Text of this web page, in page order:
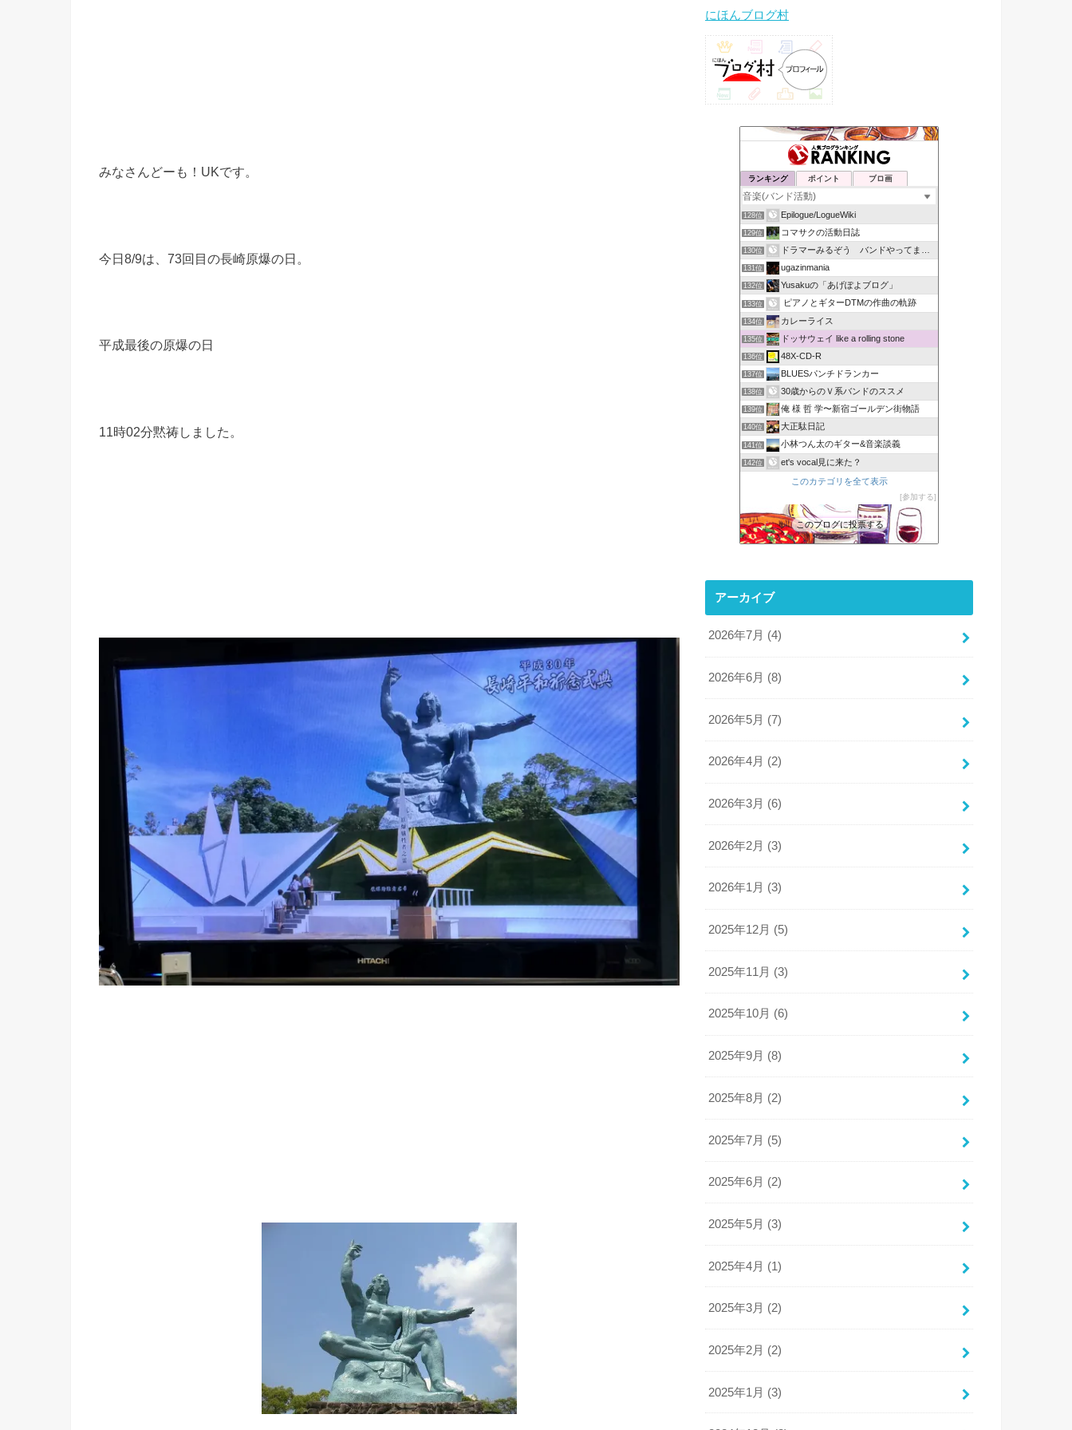
みなさんどーも！UKです。
今日8/9は、73回目の長崎原爆の日。
平成最後の原爆の日
11時02分黙祷しました。
にほんブログ村
ランキング ポイント ブロ画
128位 Epilogue/LogueWiki
129位 コマサクの活動日誌
130位 ドラマーみるぞう バンドやってまするぅ
131位 ugazinmania
132位 Yusakuの「あげぽよブログ」
133位 ピアノとギターDTMの作曲の軌跡
134位 カレーライス
135位 ドッサウェイ like a rolling stone
136位 48X-CD-R
137位 BLUESパンチドランカー
138位 30歳からのＶ系バンドのススメ
139位 俺 様 哲 学〜新宿ゴールデン街物語
140位 大正駄日記
141位 小林つん太のギター&音楽談義
142位 et's vocal見に来た？
このカテゴリを全て表示
参加する
このブログに投票する
アーカイブ
2026年7月 (4)
2026年6月 (8)
2026年5月 (7)
2026年4月 (2)
2026年3月 (6)
2026年2月 (3)
2026年1月 (3)
2025年12月 (5)
2025年11月 (3)
2025年10月 (6)
2025年9月 (8)
2025年8月 (2)
2025年7月 (5)
2025年6月 (2)
2025年5月 (3)
2025年4月 (1)
2025年3月 (2)
2025年2月 (2)
2025年1月 (3)